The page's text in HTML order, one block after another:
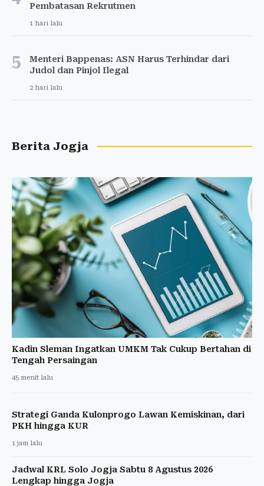
Pembatasan Rekrutmen
1 hari lalu
5
Menteri Bappenas: ASN Harus Terhindar dari
Judol dan Pinjol Ilegal
2 hari lalu
Berita Jogja
Kadin Sleman Ingatkan UMKM Tak Cukup Bertahan di
Tengah Persaingan
45 menit lalu
Strategi Ganda Kulonprogo Lawan Kemiskinan, dari
PKH hingga KUR
1 jam lalu
Jadwal KRL Solo Jogja Sabtu 8 Agustus 2026
Lengkap hingga Jogja